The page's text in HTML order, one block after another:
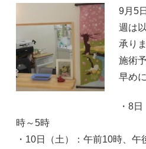
9月5
週は
承り
施術
早め
・8
時～5時
・10日（土）：午前10時、午